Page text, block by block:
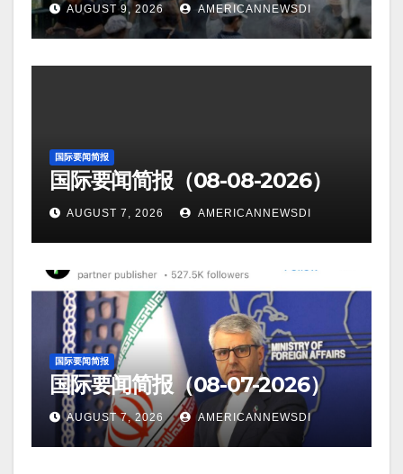
AUGUST 9, 2026 AMERICANNEWSDI
国际要闻简报
国际要闻简报（08-08-2026）
AUGUST 7, 2026 AMERICANNEWSDI
国际要闻简报
国际要闻简报（08-07-2026）
AUGUST 7, 2026 AMERICANNEWSDI